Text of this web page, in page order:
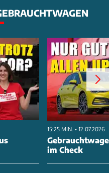
15:25 MIN. • 12.07.2026
im Check